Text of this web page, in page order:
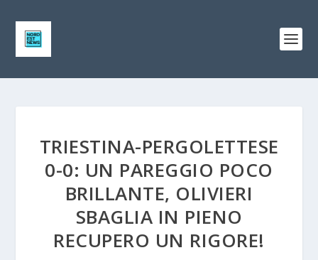
TRIESTINA-PERGOLETTESE
0-0: UN PAREGGIO POCO
BRILLANTE, OLIVIERI
SBAGLIA IN PIENO
RECUPERO UN RIGORE!